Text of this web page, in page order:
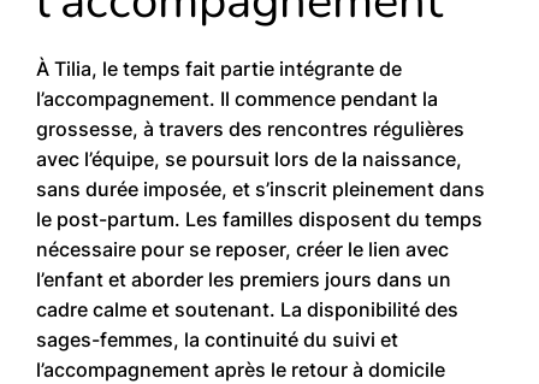
À Tilia, le temps fait partie intégrante de
l’accompagnement. Il commence pendant la
grossesse, à travers des rencontres régulières
avec l’équipe, se poursuit lors de la naissance,
sans durée imposée, et s’inscrit pleinement dans
le post-partum. Les familles disposent du temps
nécessaire pour se reposer, créer le lien avec
l’enfant et aborder les premiers jours dans un
cadre calme et soutenant. La disponibilité des
sages-femmes, la continuité du suivi et
l’accompagnement après le retour à domicile